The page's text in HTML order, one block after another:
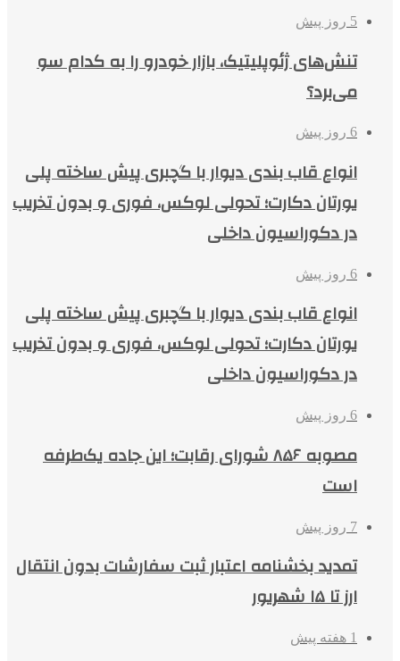
5 روز پیش
تنش‌های ژئوپلیتیک، بازار خودرو را به کدام سو
می‌برد؟
6 روز پیش
انواع قاب بندی دیوار با گچبری پیش ساخته پلی
یورتان دکارت؛ تحولی لوکس، فوری و بدون تخریب
در دکوراسیون داخلی
6 روز پیش
انواع قاب بندی دیوار با گچبری پیش ساخته پلی
یورتان دکارت؛ تحولی لوکس، فوری و بدون تخریب
در دکوراسیون داخلی
6 روز پیش
مصوبه ۸۵۶ شورای رقابت؛ این جاده یک‌طرفه
است
7 روز پیش
تمدید بخشنامه اعتبار ثبت سفارشات بدون انتقال
ارز تا ۱۵ شهریور
1 هفته پیش